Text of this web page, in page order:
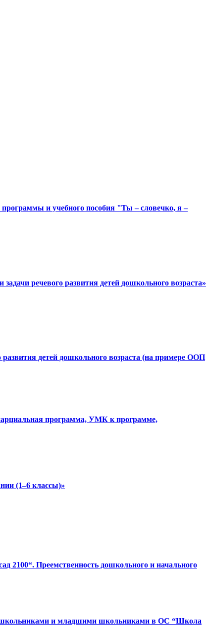
и учебного пособия "Ты – словечко, я –
речевого развития детей дошкольного возраста»
детей дошкольного возраста (на примере ООП
программа, УМК к программе,
(1–6 классы)»
2100“. Преемственность дошкольного и начального
дошкольниками и младшими школьниками в ОС “Школа